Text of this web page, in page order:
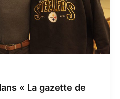
« La gazette de